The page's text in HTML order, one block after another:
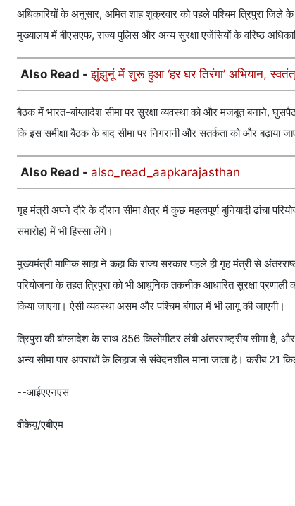
अधिकारियों के अनुसार, अमित शाह शुक्रवार को पहले पश्चिम त्रिपुरा जिले
मुख्यालय में बीएसएफ, राज्य पुलिस और अन्य सुरक्षा एजेंसियों के वरिष्ठ
Also Read -झुंझुनूं में शुरू हुआ ‘हर घर तिरंगा’ अभियान,
बैठक में भारत-बांग्लादेश सीमा पर सुरक्षा व्यवस्था को और मजबूत बनाने,
कि इस समीक्षा बैठक के बाद सीमा पर निगरानी और सतर्कता को और बढ़ाया
Also Read - also_read_aapkarajasthan
गृह मंत्री अपने दौरे के दौरान सीमा क्षेत्र में कुछ महत्वपूर्ण बुनियादी ढांचा
समारोह) में भी हिस्सा लेंगे।
मुख्यमंत्री माणिक साहा ने कहा कि राज्य सरकार पहले ही गृह मंत्री से
परियोजना के तहत त्रिपुरा को भी आधुनिक तकनीक आधारित सुरक्षा
किया जाएगा। ऐसी व्यवस्था असम और पश्चिम बंगाल में भी लागू की जाएगी।
त्रिपुरा की बांग्लादेश के साथ 856 किलोमीटर लंबी अंतरराष्ट्रीय सीमा
अन्य सीमा पार अपराधों के लिहाज से संवेदनशील माना जाता है। करीब 21
--आईएएनएस
वीकेयू/एबीएम